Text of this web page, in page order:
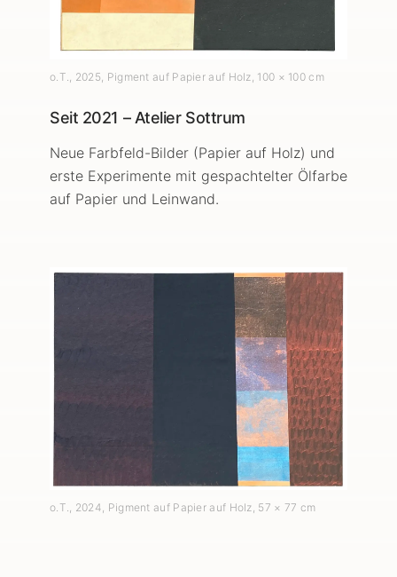
o.T. 2025 , Pigment auf Papier auf Holz , 100 × 100 cm
Seit 2021 – Atelier Sottrum
Neue Farbfeld-Bilder (Papier auf Holz) und
erste Experimente mit gespachtelter Ölfarbe
auf Papier und Leinwand.
o.T., 2024, Pigment auf Papier auf Holz, 57 × 77 cm